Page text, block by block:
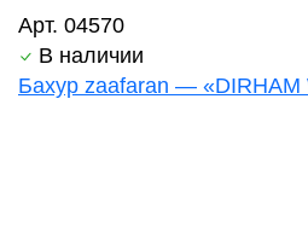
Арт. 04570
В наличии
Бахур zaafaran — «DIRHAM